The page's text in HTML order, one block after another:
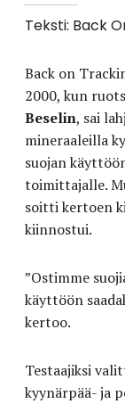
Teksti: Back
Back on
2000, kun
Beselin, sai
mineraaleilla
suojan
toimittajalle.
soitti kertoen
kiinnostui.
”Ostimme
käyttöön
kertoo.
Testaajiksi
kyynärpää- ja